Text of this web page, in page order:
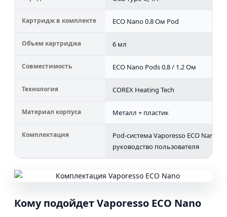
Картридж в комплекте ECO Nano 0.8 Ом Pod
Объем картриджа 6 мл
Совместимость ECO Nano Pods 0.8 / 1.2 Ом
Технология COREX Heating Tech
Материал корпуса Металл + пластик
Комплектация
Pod-система Vaporesso ECO Nano,
руководство пользователя
Кому подойдет Vaporesso ECO Nano